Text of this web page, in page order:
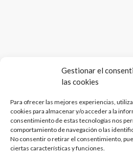
Gestionar el
las cookies
Para ofrecer las mejores experiencias,
cookies para almacenar y/o acceder a la
consentimiento de estas tecnologías nos
comportamiento de navegación o las
No consentir o retirar el consentimiento,
ciertas características y funciones.